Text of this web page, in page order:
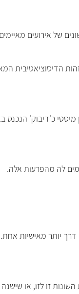
של אירועים
הדיסוציאטיבית
מיסטי כ'דיבוק'
לה מהפרעות אלה.
יותר מאישיות
זו לזו, או